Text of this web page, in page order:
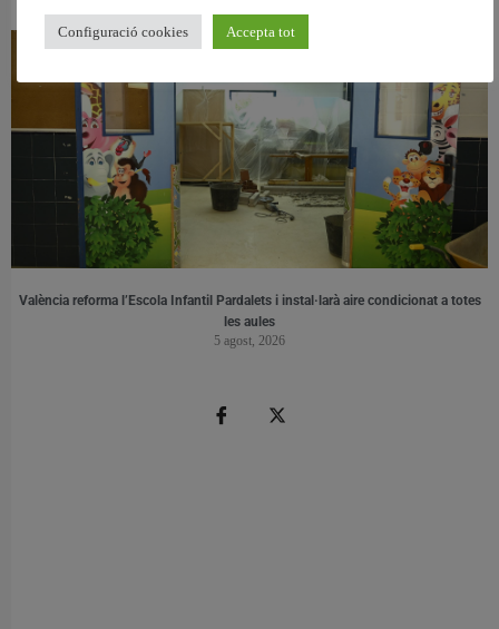
València reforma l’Escola Infantil Pardalets i instal·larà aire condicionat a totes
les aules
5 agost, 2026
Configuració cookies Accepta tot